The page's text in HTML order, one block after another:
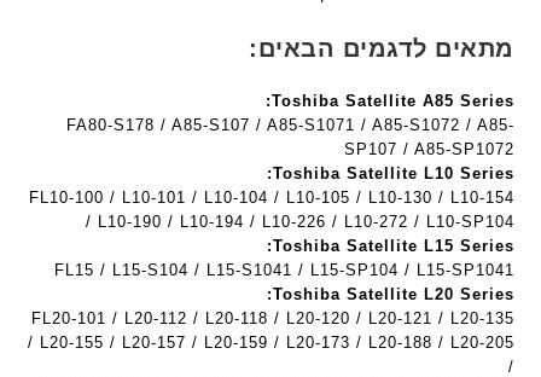
ח
ר
ט
ה
ב
ע
ב
ר
י
ת
ט
ע
ב
י
c
ד
ג
ם
W
K
8
9
5
ע
ם
מתאים לדגמים הבאים:
Toshiba Satellite A85 Series:
FA80-S178 / A85-S107 / A85-S1071 / A85-S1072 / A85-
SP107 / A85-SP1072
Toshiba Satellite L10 Series:
FL10-100 / L10-101 / L10-104 / L10-105 / L10-130 / L10-154
/ L10-190 / L10-194 / L10-226 / L10-272 / L10-SP104
Toshiba Satellite L15 Series:
FL15 / L15-S104 / L15-S1041 / L15-SP104 / L15-SP1041
Toshiba Satellite L20 Series:
FL20-101 / L20-112 / L20-118 / L20-120 / L20-121 / L20-135
/ L20-155 / L20-157 / L20-159 / L20-173 / L20-188 / L20-205
/